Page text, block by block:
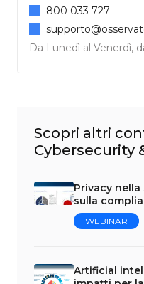
Da Lunedì al Venerdì,
800 033 727
Scopri altri
Cybersecurity
Privacy nella
sulla
WEBINAR
Artificial